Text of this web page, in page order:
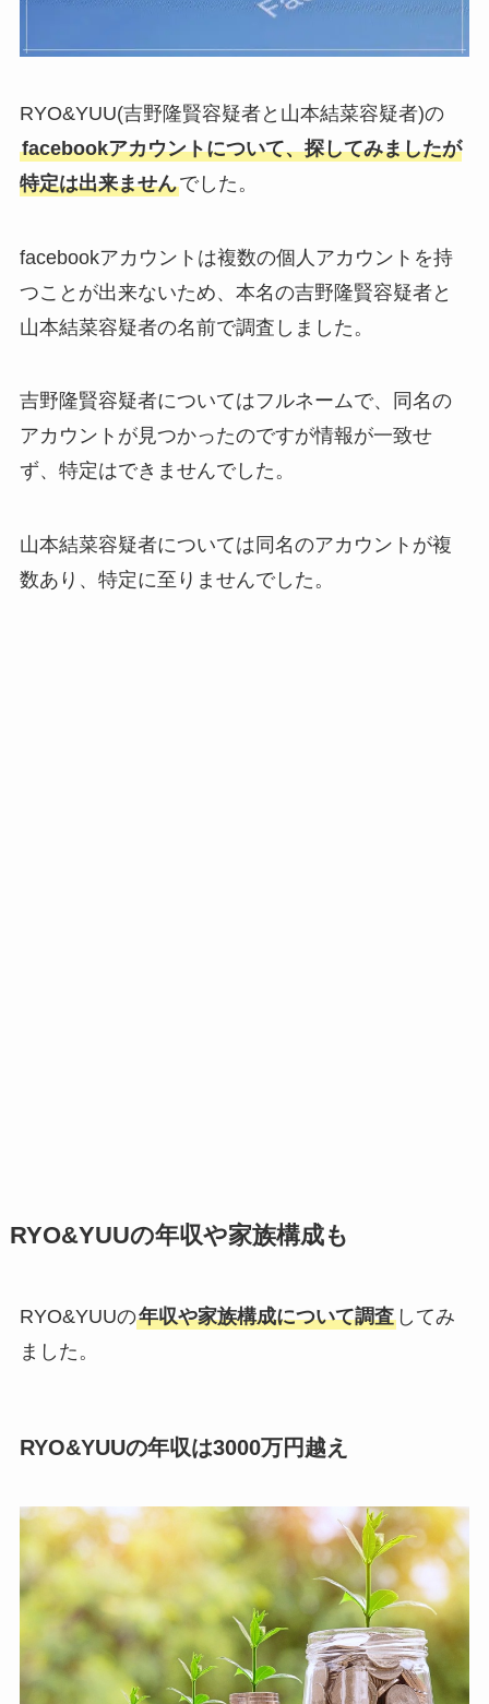
RYO&YUU(吉野隆賢容疑者と山本結菜容疑者)の
facebookアカウントについて、探してみましたが
特定は出来ませんでした。
facebookアカウントは複数の個人アカウントを持
つことが出来ないため、本名の吉野隆賢容疑者と
山本結菜容疑者の名前で調査しました。
吉野隆賢容疑者についてはフルネームで、同名の
アカウントが見つかったのですが情報が一致せ
ず、特定はできませんでした。
山本結菜容疑者については同名のアカウントが複
数あり、特定に至りませんでした。
RYO&YUUの年収や家族構成も
RYO&YUUの年収や家族構成について調査してみ
ました。
RYO&YUUの年収は3000万円越え